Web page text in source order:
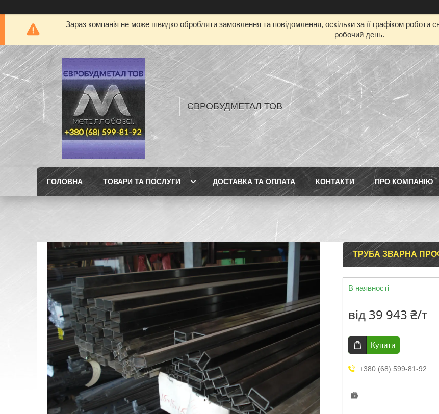
Зараз компанія не може швидко обробляти замовлення та повідомлення, оскільки за її графіком
робочий день.
ЄВРОБУДМЕТАЛ ТОВ
ГОЛОВНА ТОВАРИ ТА ПОСЛУГИ ДОСТАВКА ТА ОПЛАТА КОНТАКТИ ПРО КОМПАНІЮ
ТРУБА ЗВАРНА
В наявності
від 39 943 ₴/т
Купити
+380 (68) 599-81-92